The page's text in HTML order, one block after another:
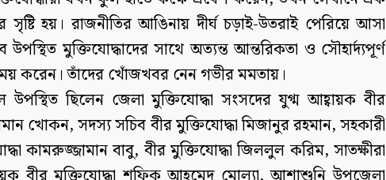
হয়। রাজনীতির আঙিনায় দীর্ঘ চড়াই-উতরাই পেরিয়ে আসা
উপস্থিত মুক্তিযোদ্ধাদের সাথে অত্যন্ত আন্তরিকতা ও সৌহার্দ্যপূর্ণ
করেন। তাঁদের খোঁজখবর নেন গভীর মমতায়।
উপস্থিত ছিলেন জেলা মুক্তিযোদ্ধা সংসদের যুগ্ম আহ্বায়ক বীর
খোকন, সদস্য সচিব বীর মুক্তিযোদ্ধা মিজানুর রহমান, সহকারী
কামরুজ্জামান বাবু, বীর মুক্তিযোদ্ধা জিললুল করিম, সাতক্ষীরা